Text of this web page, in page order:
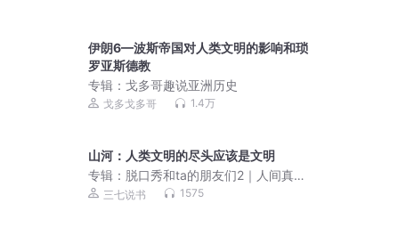
伊朗6—波斯帝国对人类文明的影响和琐
罗亚斯德教
专辑：戈多哥趣说亚洲历史
戈多戈多哥 1.4万
山河：人类文明的尽头应该是文明
专辑： 脱口秀和ta的朋友们2｜人间真实
吐槽大会【经典版】
三七说书 1575